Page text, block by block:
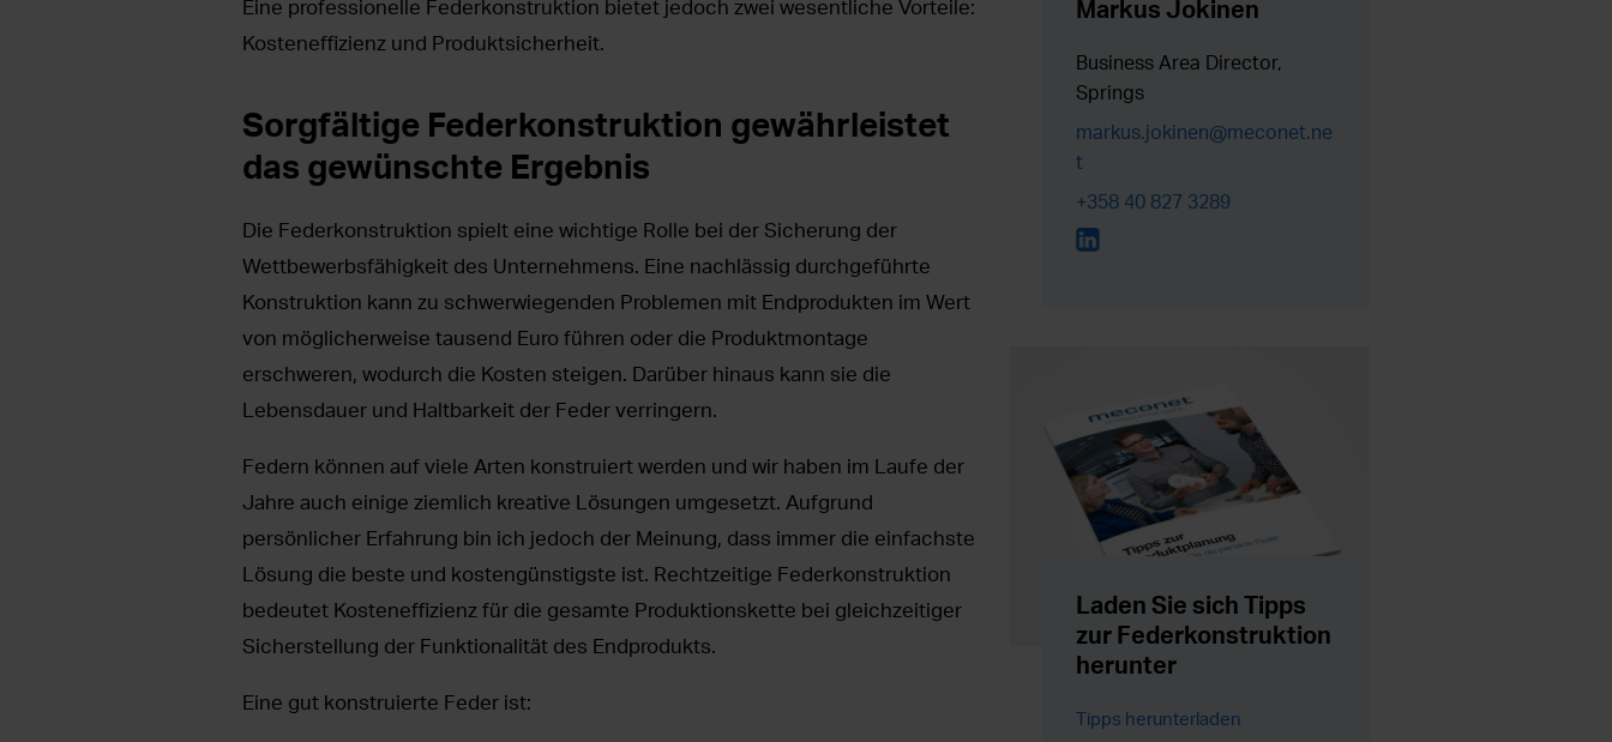
Eine professionelle Federkonstruktion bietet jedoch zwei wesentliche Vorteile:
Kosteneffizienz und Produktsicherheit.
Sorgfältige Federkonstruktion gewährleistet
das gewünschte Ergebnis
Die Federkonstruktion spielt eine wichtige Rolle bei der Sicherung der
Wettbewerbsfähigkeit des Unternehmens. Eine nachlässig durchgeführte
Konstruktion kann zu schwerwiegenden Problemen mit Endprodukten im Wert
von möglicherweise tausend Euro führen oder die Produktmontage
erschweren, wodurch die Kosten steigen. Darüber hinaus kann sie die
Lebensdauer und Haltbarkeit der Feder verringern.
Federn können auf viele Arten konstruiert werden und wir haben im Laufe der
Jahre auch einige ziemlich kreative Lösungen umgesetzt. Aufgrund
persönlicher Erfahrung bin ich jedoch der Meinung, dass immer die einfachste
Lösung die beste und kostengünstigste ist. Rechtzeitige Federkonstruktion
bedeutet Kosteneffizienz für die gesamte Produktionskette bei gleichzeitiger
Sicherstellung der Funktionalität des Endprodukts.
Eine gut konstruierte Feder ist:
Markus Jokinen
Business Area Director,
Springs
markus.jokinen@meconet.ne
t
+358 40 827 3289
Laden Sie sich Tipps
zur Federkonstruktion
herunter
Tipps herunterladen